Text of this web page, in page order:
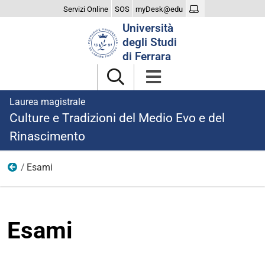
Servizi Online SOS myDesk@edu
Università
degli Studi
di Ferrara
Laurea magistrale
Culture e Tradizioni del Medio Evo e del
Rinascimento
Didattica
Esami
Esami